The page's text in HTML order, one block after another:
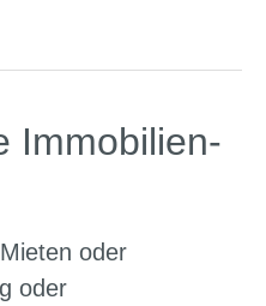
Immobilien-
oder
oder